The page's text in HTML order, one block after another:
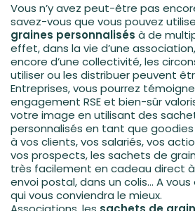
Vous n’y avez peut-être pas
savez-vous que vous pouvez
graines personnalisés à de
effet, dans la vie d’une
encore d’une collectivité, les
utiliser ou les distribuer peuvent
Entreprises, vous pourrez
engagement RSE et bien-sûr
votre image en utilisant des
personnalisés en tant que
à vos clients, vos salariés, vos
vos prospects, les sachets de
très facilement en cadeau direct
envoi postal, dans un colis… A
qui vous conviendra le mieux.